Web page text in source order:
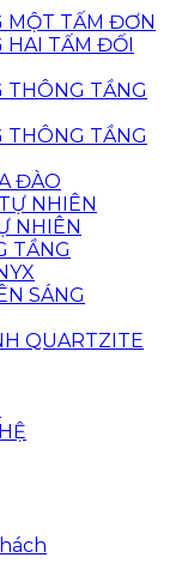
MỘT TẤM ĐƠN
HAI TẤM ĐỐI
THÔNG TẦNG
THÔNG TẦNG
ĐÀO
NHIÊN
NHIÊN
TẦNG
SÁNG
QUARTZITE